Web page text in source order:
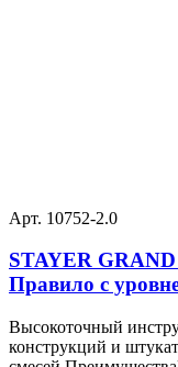
Арт. 10752-2.0
STAYER
Правило с
Высокоточный
конструкций и